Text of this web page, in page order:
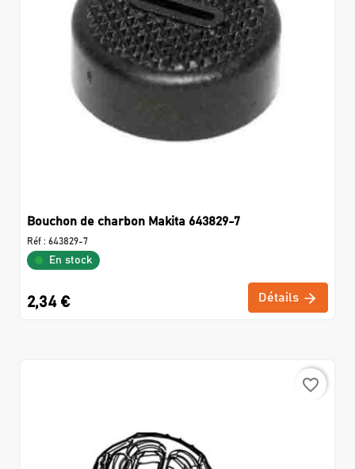
Bouchon de charbon Makita 643829-7
Réf : 643829-7
En stock
2,34 € Détails
favorite_border